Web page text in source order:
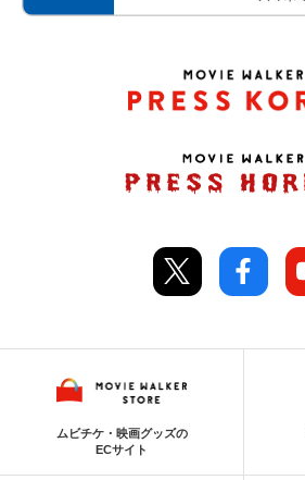
ムビチケ・映画グッズの
ECサイト